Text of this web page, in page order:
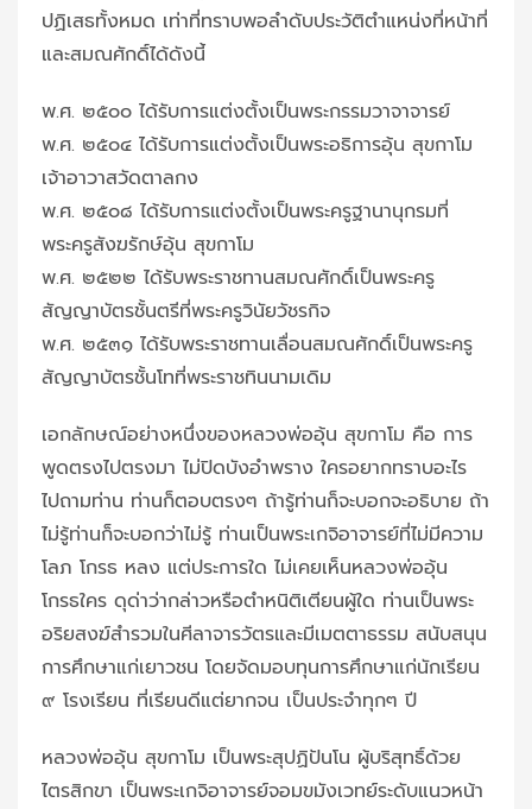
ปฏิเสธทั้งหมด เท่าที่ทราบพอลำดับประวัติตำแหน่งที่หน้าที่
และสมณศักดิ์ได้ดังนี้
พ.ศ. ๒๕๐๐ ได้รับการแต่งตั้งเป็นพระกรรมวาจาจารย์
พ.ศ. ๒๕๐๔ ได้รับการแต่งตั้งเป็นพระอธิการอุ้น สุขกาโม
เจ้าอาวาสวัดตาลกง
พ.ศ. ๒๕๐๘ ได้รับการแต่งตั้งเป็นพระครูฐานานุกรมที่
พระครูสังฆรักษ์อุ้น สุขกาโม
พ.ศ. ๒๕๒๒ ได้รับพระราชทานสมณศักดิ์เป็นพระครู
สัญญาบัตรชั้นตรีที่พระครูวินัยวัชรกิจ
พ.ศ. ๒๕๓๑ ได้รับพระราชทานเลื่อนสมณศักดิ์เป็นพระครู
สัญญาบัตรชั้นโทที่พระราชทินนามเดิม
เอกลักษณ์อย่างหนึ่งของหลวงพ่ออุ้น สุขกาโม คือ การ
พูดตรงไปตรงมา ไม่ปิดบังอำพราง ใครอยากทราบอะไร
ไปถามท่าน ท่านก็ตอบตรงๆ ถ้ารู้ท่านก็จะบอกจะอธิบาย ถ้า
ไม่รู้ท่านก็จะบอกว่าไม่รู้ ท่านเป็นพระเกจิอาจารย์ที่ไม่มีความ
โลภ โกรธ หลง แต่ประการใด ไม่เคยเห็นหลวงพ่ออุ้น
โกรธใคร ดุด่าว่ากล่าวหรือตำหนิติเตียนผู้ใด ท่านเป็นพระ
อริยสงฆ์สำรวมในศีลาจารวัตรและมีเมตตาธรรม สนับสนุน
การศึกษาแก่เยาวชน โดยจัดมอบทุนการศึกษาแก่นักเรียน
๙ โรงเรียน ที่เรียนดีแต่ยากจน เป็นประจำทุกๆ ปี
หลวงพ่ออุ้น สุขกาโม เป็นพระสุปฏิปันโน ผู้บริสุทธิ์ด้วย
ไตรสิกขา เป็นพระเกจิอาจารย์จอมขมังเวทย์ระดับแนวหน้า